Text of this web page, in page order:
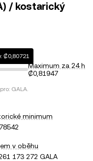
/ kostarický
₡0,80721
Maximum za 24 h
₡0,81947
GALA.
minimum
v oběhu
173 272 GALA